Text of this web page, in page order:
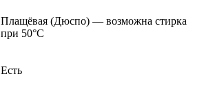
Плащёвая (Дюспо) — возможна стирка
при 50°С
Есть